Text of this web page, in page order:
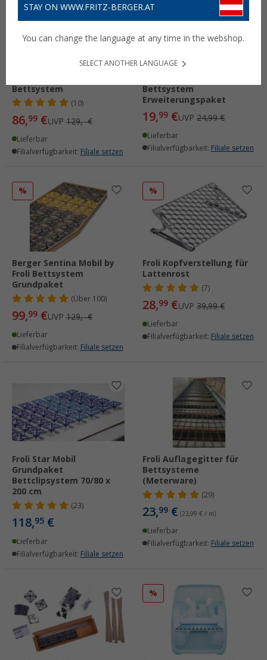
%
Bettsystem
(10)
86,99 €UVP 129,- €
Lieferbar
Filialverfügbarkeit: Filiale setzen
%
Bettsystem
Erweiterungspaket
19,99 €UVP 24,99 €
Lieferbar
Filialverfügbarkeit: Filiale setzen
%
Berger Sentina Mobil by
Froli Bettsystem
Grundpaket
(Über100)
99,99 €UVP 129,- €
Lieferbar
Filialverfügbarkeit: Filiale setzen
%
Froli Kopfverstellung für
Lattenrost
(7)
28,99 €UVP 39,99 €
Lieferbar
Filialverfügbarkeit: Filiale setzen
Froli Star Mobil
Grundpaket
Bettclipsystem 70/80 x
200 cm
(23)
118,95 €
Lieferbar
Filialverfügbarkeit: Filiale setzen
Froli Auflagegitter für
Bettsysteme
(Meterware)
(29)
23,99 € (23,99 € / m)
Lieferbar
Filialverfügbarkeit: Filiale setzen
%
STAY ON WWW.FRITZ-BERGER.AT
You can change the language at any time in the webshop.
SELECT ANOTHER LANGUAGE